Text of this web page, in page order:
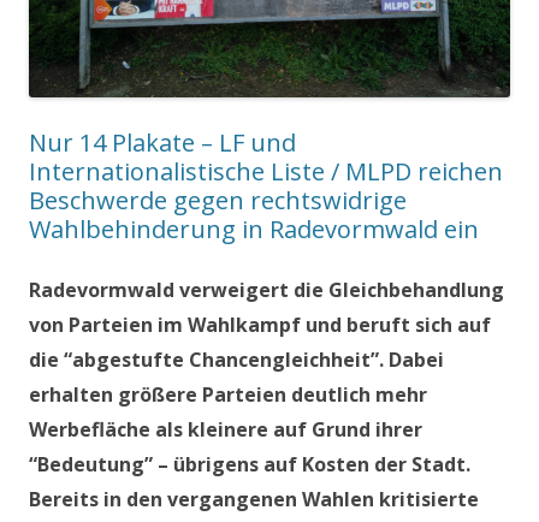
Nur 14 Plakate – LF und
Internationalistische Liste / MLPD reichen
Beschwerde gegen rechtswidrige
Wahlbehinderung in Radevormwald ein
Radevormwald verweigert die Gleichbehandlung
von Parteien im Wahlkampf und beruft sich auf
die “abgestufte Chancengleichheit”. Dabei
erhalten größere Parteien deutlich mehr
Werbefläche als kleinere auf Grund ihrer
“Bedeutung” – übrigens auf Kosten der Stadt.
Bereits in den vergangenen Wahlen kritisierte